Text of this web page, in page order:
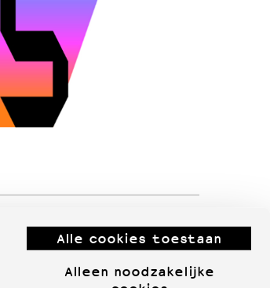
Alle cookies toestaan
Alleen noodzakelijke